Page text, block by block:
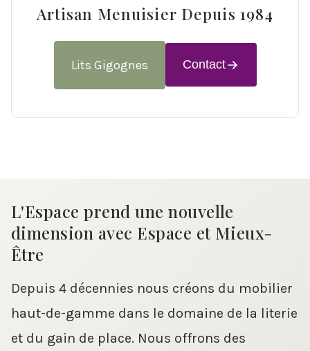
Artisan Menuisier Depuis 1984
Lits Gigognes Contact
L'Espace prend une nouvelle
dimension avec Espace et Mieux-
Être
Depuis 4 décennies nous créons du mobilier
haut-de-gamme dans le domaine de la literie
et du gain de place. Nous offrons des